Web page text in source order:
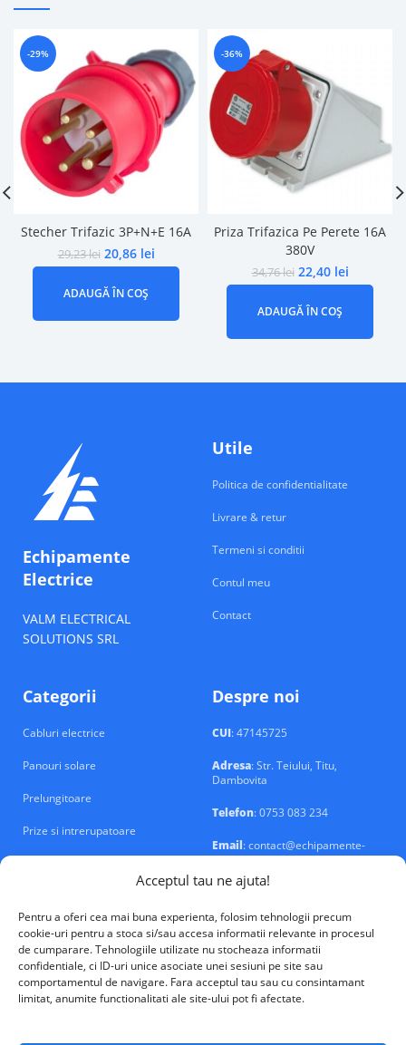
Acceptul tau ne ajuta!
Pentru a oferi cea mai buna experienta, folosim tehnologii precum
cookie-uri pentru a stoca si/sau accesa informatii relevante in procesul
de cumparare. Tehnologiile utilizate nu stocheaza informatii
confidentiale, ci ID-uri unice asociate unei sesiuni pe site sau
comportamentul de navigare. Fara acceptul tau sau cu consintamant
limitat, anumite functionalitati ale site-ului pot fi afectate.
-29%
Stecher Trifazic 3P+N+E 16A
29,23lei 20,86 lei
ADAUGĂ ÎN COȘ
-36%
Priza Trifazica Pe Perete 16A
380V
34,76lei 22,40 lei
ADAUGĂ ÎN COȘ
Echipamente
Electrice
VALM ELECTRICAL
SOLUTIONS SRL
Utile
Politica de confidentialitate
Livrare & retur
Termeni si conditii
Contul meu
Contact
Categorii
Cabluri electrice
Panouri solare
Prelungitoare
Prize si intrerupatoare
Despre noi
CUI: 47145725
Adresa: Str. Teiului, Titu,
Dambovita
Telefon: 0753 083 234
Email: contact@echipamente-
electrice.ro
VALM Electrical Solutions © 2026